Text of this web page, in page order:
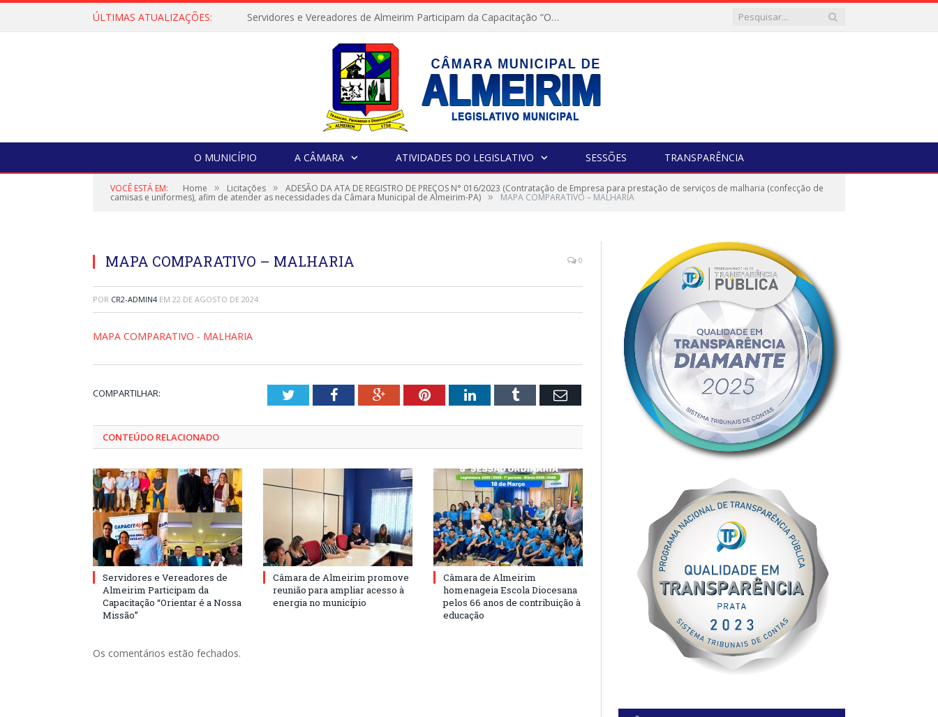
ÚLTIMAS ATUALIZAÇÕES: Servidores e Vereadores de Almeirim Participam da Capacitação “Orientar é a Nossa Missão”
O MUNICÍPIO A CÂMARA ATIVIDADES DO LEGISLATIVO SESSÕES TRANSPARÊNCIA
VOCÊ ESTÁ EM: Home » Licitações » ADESÃO DA ATA DE REGISTRO DE PREÇOS N° 016/2023 (Contratação de Empresa para prestação de serviços de malharia (confecção de
camisas e uniformes), afim de atender as necessidades da Câmara Municipal de Almeirim-PA) » MAPA COMPARATIVO – MALHARIA
MAPA COMPARATIVO – MALHARIA 0
POR CR2-ADMIN4 EM 22 DE AGOSTO DE 2024
MAPA COMPARATIVO - MALHARIA
COMPARTILHAR: TwitterFacebookGoogle+PinterestLinkedInTumblr Email
CONTEÚDO RELACIONADO
Servidores e Vereadores de
Almeirim Participam da
Capacitação “Orientar é a Nossa
Missão”
Câmara de Almeirim promove
reunião para ampliar acesso à
energia no município
Câmara de Almeirim
homenageia Escola Diocesana
pelos 66 anos de contribuição à
educação
Os comentários estão fechados.